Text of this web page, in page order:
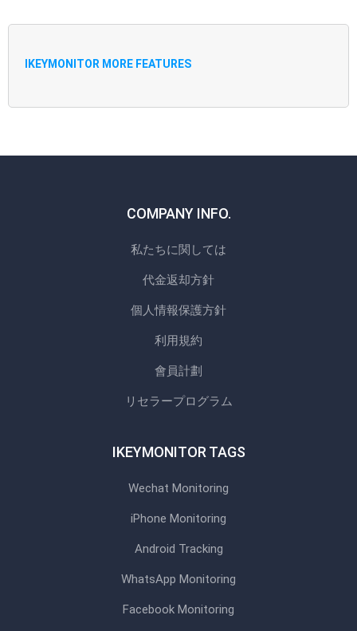
IKEYMONITOR MORE FEATURES
COMPANY INFO.
私たちに関しては
代金返却方針
個人情報保護方針
利用規約
會員計劃
リセラープログラム
IKEYMONITOR TAGS
Wechat Monitoring
iPhone Monitoring
Android Tracking
WhatsApp Monitoring
Facebook Monitoring